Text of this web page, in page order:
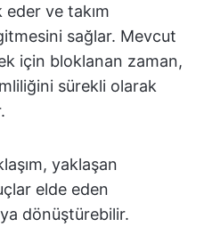
ve takım
sağlar. Mevcut
için bloklanan zaman,
sürekli olarak
yaklaşan
elde eden
dönüştürebilir.